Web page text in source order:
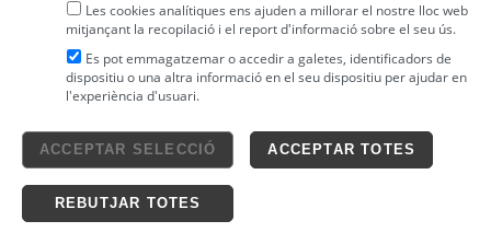
powered by4tickets S.L.
Ticketing solutions
Avís legal
Condicions generals
Les cookies analítiques ens ajuden a millorar el nostre lloc web
mitjançant la recopilació i el report d'informació sobre el seu ús.
Es pot emmagatzemar o accedir a galetes, identificadors de
dispositiu o una altra informació en el seu dispositiu per ajudar en
l'experiència d'usuari.
ACCEPTAR TOTES
ACCEPTAR SELECCIÓ
REBUTJAR TOTES